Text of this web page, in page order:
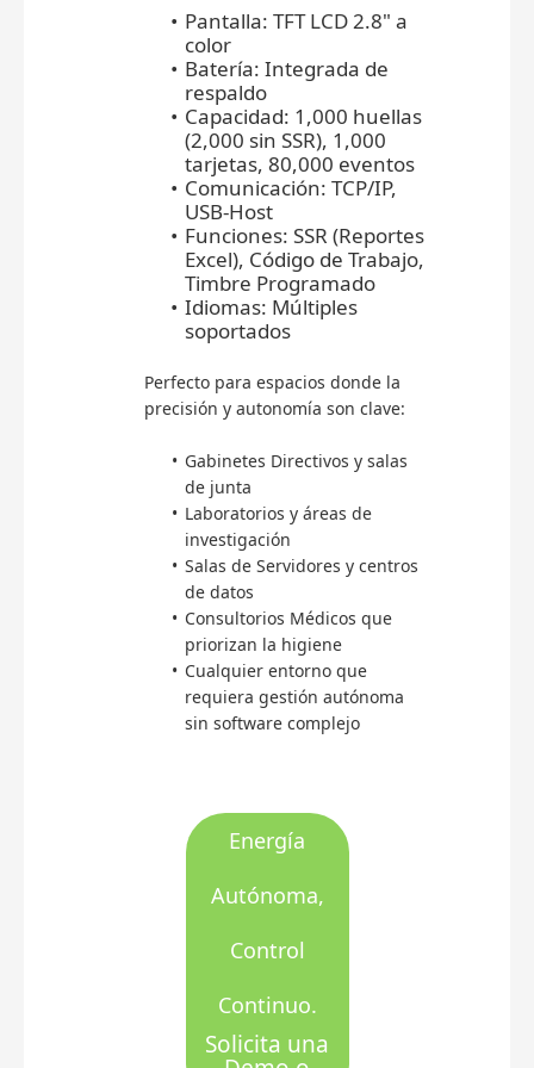
Pantalla: TFT LCD 2.8" a
color
Batería: Integrada de
respaldo
Capacidad: 1,000 huellas
(2,000 sin SSR), 1,000
tarjetas, 80,000 eventos
Comunicación: TCP/IP,
USB-Host
Funciones: SSR (Reportes
Excel), Código de Trabajo,
Timbre Programado
Idiomas: Múltiples
soportados
Perfecto para espacios donde la
precisión y autonomía son clave:
Gabinetes Directivos y salas
de junta
Laboratorios y áreas de
investigación
Salas de Servidores y centros
de datos
Consultorios Médicos que
priorizan la higiene
Cualquier entorno que
requiera gestión autónoma
sin software complejo
Energía
Autónoma,
Control
Continuo.
Solicita una